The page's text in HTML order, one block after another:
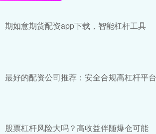
期如意期货配资app下载，智能杠杆工具
最好的配资公司推荐：安全合规高杠杆平台
股票杠杆风险大吗？高收益伴随爆仓可能